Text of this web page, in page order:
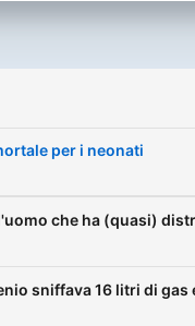
per i neonati
che ha (quasi)
sniffava 16 litri di